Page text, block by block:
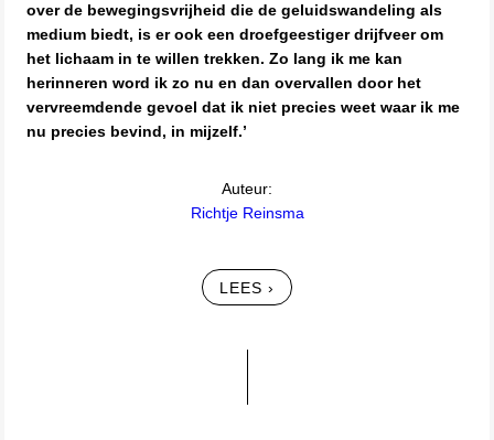
over de bewegingsvrijheid die de geluidswandeling als
medium biedt, is er ook een droefgeestiger drijfveer om
het lichaam in te willen trekken. Zo lang ik me kan
herinneren word ik zo nu en dan overvallen door het
vervreemdende gevoel dat ik niet precies weet waar ik me
nu precies bevind, in mijzelf.’
Auteur:
Richtje Reinsma
LEES ›